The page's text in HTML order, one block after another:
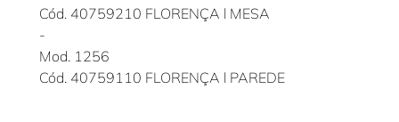
Cód. 40759210 FLORENÇA l MESA
-
Mod. 1256
Cód. 40759110 FLORENÇA l PAREDE